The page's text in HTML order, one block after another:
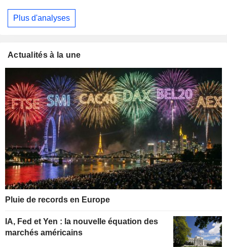
Plus d'analyses
Actualités à la une
Pluie de records en Europe
IA, Fed et Yen : la nouvelle équation des
marchés américains